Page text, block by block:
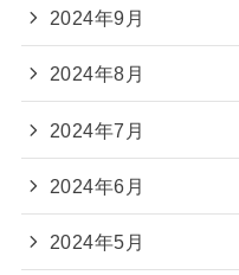
2024年9月
2024年8月
2024年7月
2024年6月
2024年5月